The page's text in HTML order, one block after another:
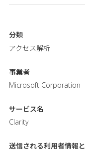
分類
アクセス解析
事業者
Microsoft Corporation
サービス名
Clarity
送信される利用者情報と